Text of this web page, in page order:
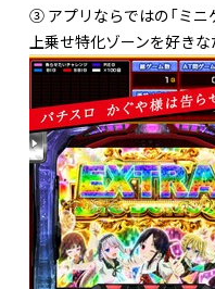
③ アプリならではの「ミニ
上乗せ特化ゾーンを好き